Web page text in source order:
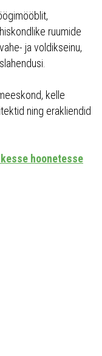
ruumide
ja voldikseinu,
kelle
ning erakliendid
hoonetesse